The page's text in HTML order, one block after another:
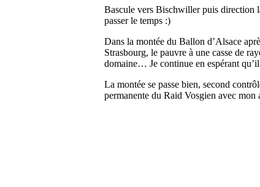
Bascule vers Bischwiller puis direction
passer le temps :)
Dans la montée du Ballon d’Alsace
Strasbourg, le pauvre à une casse de
domaine… Je continue en espérant
La montée se passe bien, second
permanente du Raid Vosgien avec